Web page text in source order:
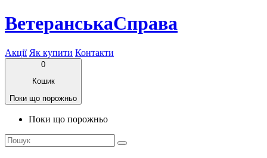
ВетеранськаСправа
Акції Як купити Контакти
0
Кошик
Поки що порожньо
Поки що порожньо